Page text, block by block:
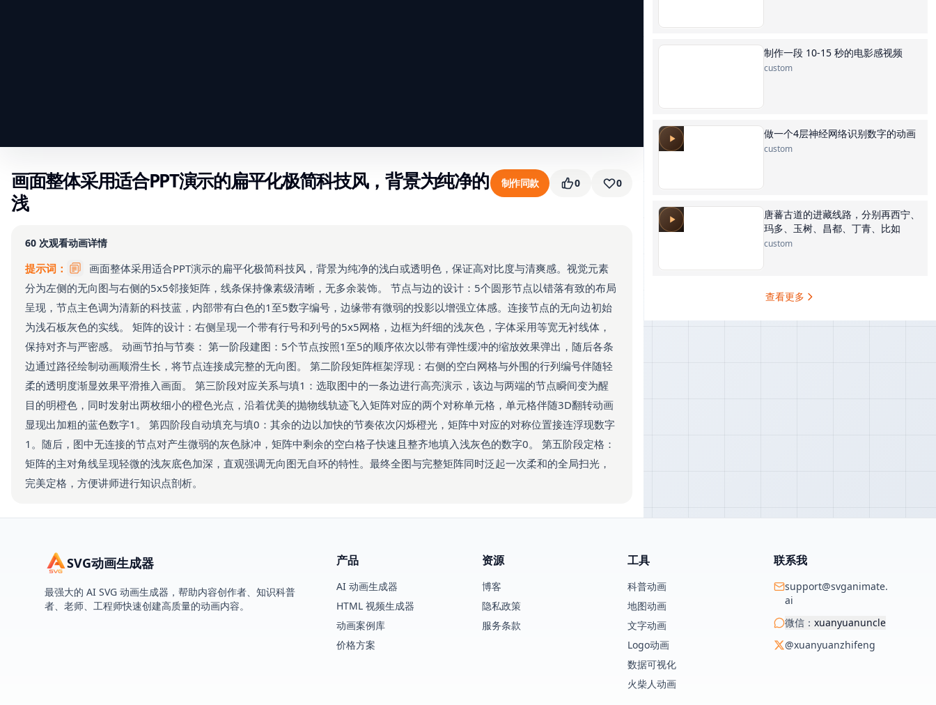
画面整体采用适合PPT演示的扁平化极简科技风，背景为纯净的
浅
制作同款 0 0
60 次观看动画详情
提示词：
画面整体采用适合PPT演示的扁平化极简科技风，背景为纯净的浅白或透明色，保证高对比度与清爽感。视觉元素
分为左侧的无向图与右侧的5x5邻接矩阵，线条保持像素级清晰，无多余装饰。 节点与边的设计：5个圆形节点以错落有致的布局
呈现，节点主色调为清新的科技蓝，内部带有白色的1至5数字编号，边缘带有微弱的投影以增强立体感。连接节点的无向边初始
为浅石板灰色的实线。 矩阵的设计：右侧呈现一个带有行号和列号的5x5网格，边框为纤细的浅灰色，字体采用等宽无衬线体，
保持对齐与严密感。 动画节拍与节奏： 第一阶段建图：5个节点按照1至5的顺序依次以带有弹性缓冲的缩放效果弹出，随后各条
边通过路径绘制动画顺滑生长，将节点连接成完整的无向图。 第二阶段矩阵框架浮现：右侧的空白网格与外围的行列编号伴随轻
柔的透明度渐显效果平滑推入画面。 第三阶段对应关系与填1：选取图中的一条边进行高亮演示，该边与两端的节点瞬间变为醒
目的明橙色，同时发射出两枚细小的橙色光点，沿着优美的抛物线轨迹飞入矩阵对应的两个对称单元格，单元格伴随3D翻转动画
显现出加粗的蓝色数字1。 第四阶段自动填充与填0：其余的边以加快的节奏依次闪烁橙光，矩阵中对应的对称位置接连浮现数字
1。随后，图中无连接的节点对产生微弱的灰色脉冲，矩阵中剩余的空白格子快速且整齐地填入浅灰色的数字0。 第五阶段定格：
矩阵的主对角线呈现轻微的浅灰底色加深，直观强调无向图无自环的特性。最终全图与完整矩阵同时泛起一次柔和的全局扫光，
完美定格，方便讲师进行知识点剖析。
制作一段 10-15 秒的电影感视频
custom
做一个4层神经网络识别数字的动画
custom
唐蕃古道的进藏线路，分别再西宁、
玛多、玉树、昌都、丁青、比如
custom
查看更多
SVG动画生成器
最强大的 AI SVG 动画生成器，帮助内容创作者、知识科普
者、老师、工程师快速创建高质量的动画内容。
产品
AI 动画生成器
HTML 视频生成器
动画案例库
价格方案
资源
博客
隐私政策
服务条款
工具
科普动画
地图动画
文字动画
Logo动画
数据可视化
火柴人动画
联系我
support@svganimate.
ai
微信： xuanyuanuncle
@xuanyuanzhifeng